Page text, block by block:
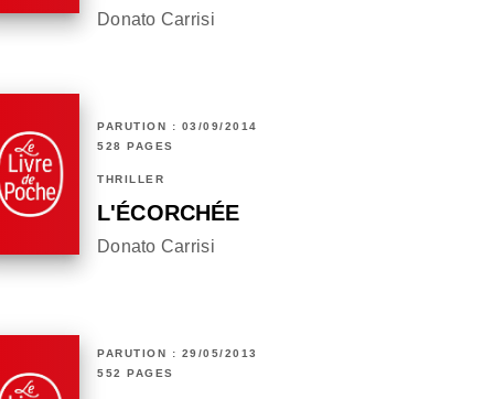
Donato Carrisi
PARUTION : 03/09/2014
528 PAGES
THRILLER
L'ÉCORCHÉE
Donato Carrisi
PARUTION : 29/05/2013
552 PAGES